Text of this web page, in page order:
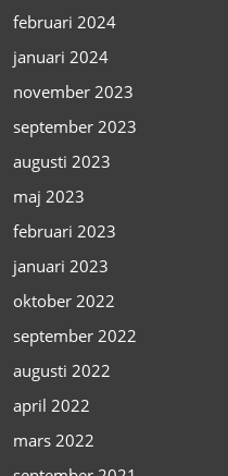
februari 2024
januari 2024
november 2023
september 2023
augusti 2023
maj 2023
februari 2023
januari 2023
oktober 2022
september 2022
augusti 2022
april 2022
mars 2022